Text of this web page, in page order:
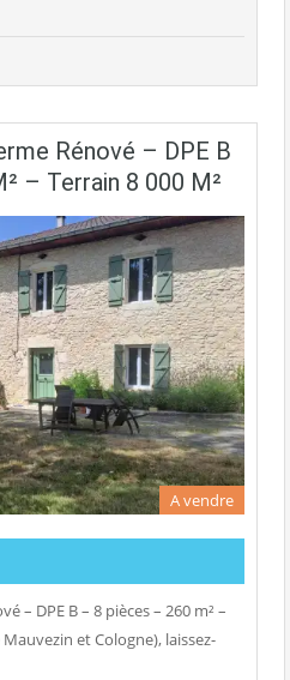
Rénové – DPE B
– Terrain 8 000 M²
A vendre
– DPE B – 8 pièces – 260 m² –
et Cologne), laissez-